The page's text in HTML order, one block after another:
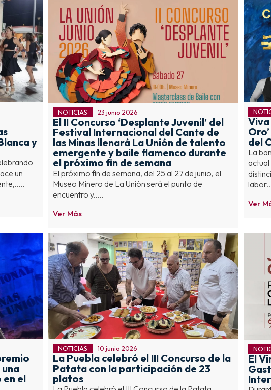
y
un
NOTICIAS 23 junio 2026
El II Concurso ‘Desplante Juvenil’ del
Festival Internacional del Cante de
las Minas llenará La Unión de talento
emergente y baile flamenco durante
el próximo fin de semana
El próximo fin de semana, del 25 al 27 de junio, el
Museo Minero de La Unión será el punto de
encuentro y.....
Ver Más
Viva
del
La
actual
Ver
en el
NOTICIAS 10 junio 2026
La Puebla celebró el III Concurso de la
Patata con la participación de 23
platos
El